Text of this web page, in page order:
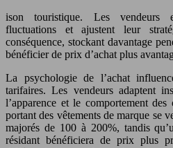
ison touristique. Les vendeurs
fluctuations et ajustent leur
conséquence, stockant davantage
bénéficier de prix d’achat plus
La psychologie de l’achat
tarifaires. Les vendeurs adaptent
l’apparence et le comportement
portant des vêtements de marque se
majorés de 100 à 200%, tandis
résidant bénéficiera de prix plus